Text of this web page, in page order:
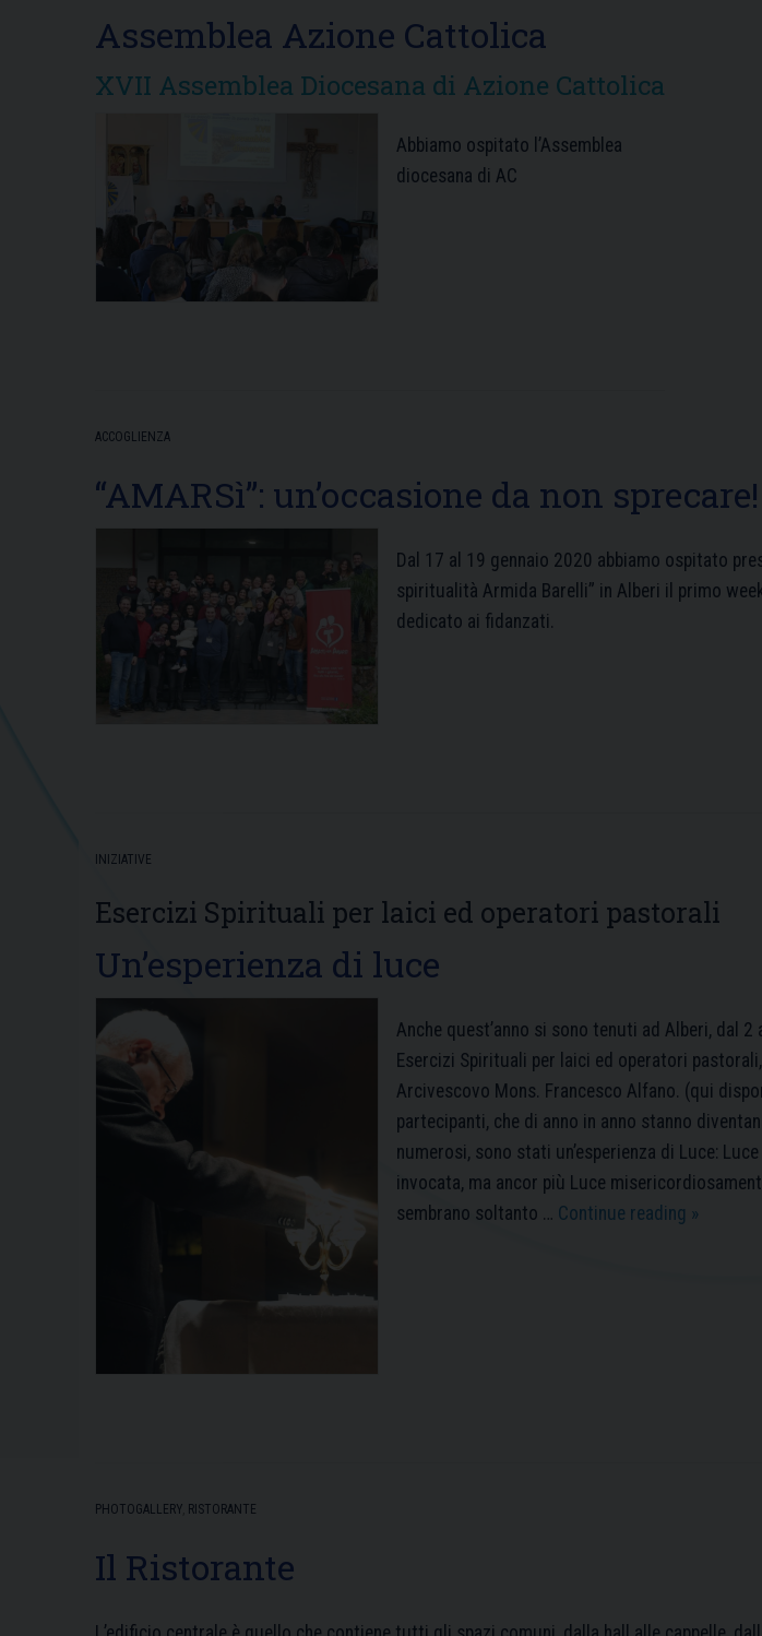
risponde
alla
richiesta
Assemblea Azione Cattolica
XVII Assemblea Diocesana di Azione Cattolica
Abbiamo ospitato l’Assemblea
diocesana di AC
ACCOGLIENZA
“AMARSì”: un’occasione da non sprecare!
Dal 17 al 19 gennaio 2020 abbiamo ospitato
spiritualità Armida Barelli” in Alberi il primo
dedicato ai fidanzati.
INIZIATIVE
Esercizi Spirituali per laici ed operatori pastorali
Un’esperienza di luce
Anche quest’anno si sono tenuti ad Alberi, dal 2
Esercizi Spirituali per laici ed operatori
Arcivescovo Mons. Francesco Alfano. (qui
partecipanti, che di anno in anno stanno
numerosi, sono stati un’esperienza di Luce:
invocata, ma ancor più Luce
sembrano soltanto … Continue reading »
PHOTOGALLERY RISTORANTE
Il Ristorante